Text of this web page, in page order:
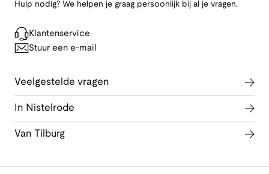
Hulp nodig? We helpen je graag persoonlijk bij al je vragen.
Klantenservice
Stuur een e-mail
Veelgestelde vragen
In Nistelrode
Van Tilburg